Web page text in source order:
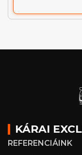
KÁRAI
REFERENCIÁINK